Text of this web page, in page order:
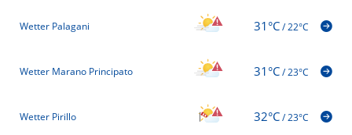
Wetter Palagani 31°C/22°C
Wetter Marano Principato 31°C/23°C
Wetter Pirillo 32°C/23°C